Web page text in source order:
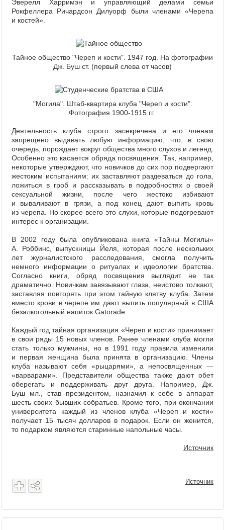
Эверелл Харримэн и управляющий делами семьи
Рокфеллера Ричардсон Дилуорф были членами «Черепа
и костей».
Тайное общество "Череп и кости". 1947 год. На фотографии
Дж. Буш ст. (первый слева от часов)
"Могила". Штаб-квартира клуба "Череп и кости".
Фотография 1900-1915 гг.
Деятельность клуба строго засекречена и его членам
запрещено выдавать любую информацию, что, в свою
очередь, порождает вокруг общества много слухов и легенд.
Особенно это касается обряда посвящения. Так, например,
некоторые утверждают, что новичков до сих пор подвергают
жестоким испытаниям: их заставляют раздеваться до гола,
ложиться в гроб и рассказывать в подробностях о своей
сексуальной жизни, после чего жестоко избивают
и вываливают в грязи, а под конец дают выпить кровь
из черепа. Но скорее всего это слухи, которые подогревают
интерес к организации.
В 2002 году была опубликована книга «Тайны Могилы»
А. Роббинс, выпускницы Йеля, которая после нескольких
лет журналистского расследования, смогла получить
немного информации о ритуалах и идеологии братства.
Согласно книги, обряд посвящения выглядит не так
драматично. Новичкам завязывают глаза, неистово толкают,
заставляя повторять при этом тайную клятву клуба. Затем
вместо крови в черепе им дают выпить популярный в США
безалкогольный напиток Gatorade.
Каждый год тайная организация «Череп и кости» принимает
в свои ряды 15 новых членов. Ранее членами клуба могли
стать только мужчины, но в 1991 году правила изменили
и первая женщина была принята в организацию. Члены
клуба называют себя «рыцарями», а непосвященных —
«варварами». Представители общества также дают обет
оберегать и поддерживать друг друга. Например, Дж.
Буш мл., став президентом, назначил к себе в аппарат
шесть своих бывших собратьев. Кроме того, при окончании
университета каждый из членов клуба «Череп и кости»
получает 15 тысяч долларов в подарок. Если он женится,
то подарком являются старинные напольные часы.
Источник
Источник